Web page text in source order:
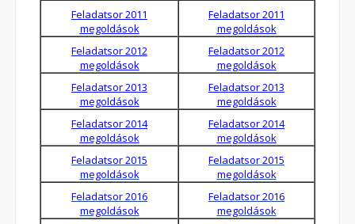
Feladatsor 2011
megoldások
Feladatsor 2011
megoldások
Feladatsor 2012
megoldások
Feladatsor 2012
megoldások
Feladatsor 2013
megoldások
Feladatsor 2013
megoldások
Feladatsor 2014
megoldások
Feladatsor 2014
megoldások
Feladatsor 2015
megoldások
Feladatsor 2015
megoldások
Feladatsor 2016
megoldások
Feladatsor 2016
megoldások